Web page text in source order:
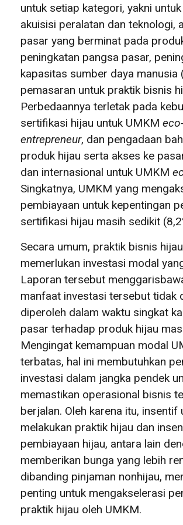
untuk setiap kategori, yakni
akuisisi peralatan dan teknologi,
pasar yang berminat pada
peningkatan pangsa pasar,
kapasitas sumber daya manusia
pemasaran untuk praktik bisnis
Perbedaannya terletak pada
sertifikasi hijau untuk UMKM eco-
entrepreneur, dan pengadaan
produk hijau serta akses ke
dan internasional untuk UMKM
Singkatnya, UMKM yang
pembiayaan untuk kepentingan
sertifikasi hijau masih sedikit
Secara umum, praktik bisnis hijau
memerlukan investasi modal
Laporan tersebut
manfaat investasi tersebut tidak
diperoleh dalam waktu singkat
pasar terhadap produk hijau
Mengingat kemampuan modal
terbatas, hal ini membutuhkan
investasi dalam jangka pendek
memastikan operasional bisnis
berjalan. Oleh karena itu, insentif
melakukan praktik hijau dan
pembiayaan hijau, antara lain
memberikan bunga yang lebih
dibanding pinjaman nonhijau,
penting untuk mengakselerasi
praktik hijau oleh UMKM.